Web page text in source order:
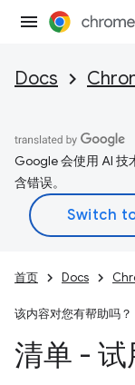
Docs
Google 会使用 AI 技
含错误。
首页 Docs
该内容对您有帮助吗？
清单 -